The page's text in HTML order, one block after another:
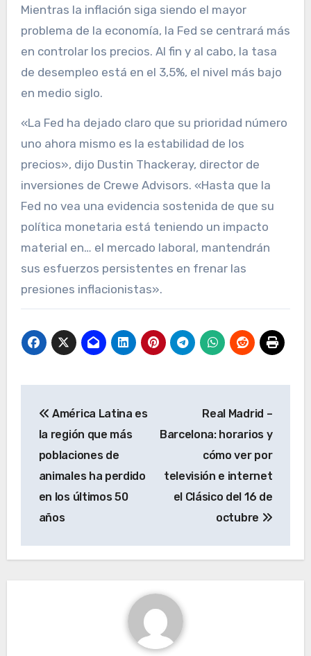
Mientras la inflación siga siendo el mayor
problema de la economía, la Fed se centrará más
en controlar los precios. Al fin y al cabo, la tasa
de desempleo está en el 3,5%, el nivel más bajo
en medio siglo.
«La Fed ha dejado claro que su prioridad número
uno ahora mismo es la estabilidad de los
precios», dijo Dustin Thackeray, director de
inversiones de Crewe Advisors. «Hasta que la
Fed no vea una evidencia sostenida de que su
política monetaria está teniendo un impacto
material en… el mercado laboral, mantendrán
sus esfuerzos persistentes en frenar las
presiones inflacionistas».
de
entradas
América Latina es
la región que más
poblaciones de
animales ha perdido
en los últimos 50
años
Real Madrid –
Barcelona: horarios y
cómo ver por
televisión e internet
el Clásico del 16 de
octubre